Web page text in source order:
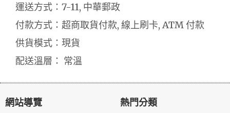
運送方式：7-11, 中華郵政
付款方式：超商取貨付款, 線上刷卡, ATM 付款
供貨模式：現貨
配送溫層： 常溫
網站導覽 熱門分類